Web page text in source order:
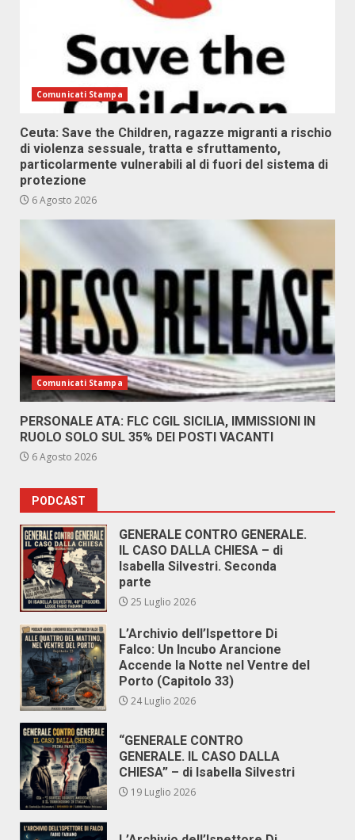
Comunicati Stampa
Ceuta: Save the Children, ragazze migranti a rischio
di violenza sessuale, tratta e sfruttamento,
particolarmente vulnerabili al di fuori del sistema di
protezione
6 Agosto 2026
Comunicati Stampa
PERSONALE ATA: FLC CGIL SICILIA, IMMISSIONI IN
RUOLO SOLO SUL 35% DEI POSTI VACANTI
6 Agosto 2026
PODCAST
GENERALE CONTRO GENERALE.
IL CASO DALLA CHIESA – di
Isabella Silvestri. Seconda
parte
25 Luglio 2026
L’Archivio dell’Ispettore Di
Falco: Un Incubo Arancione
Accende la Notte nel Ventre del
Porto (Capitolo 33)
24 Luglio 2026
“GENERALE CONTRO
GENERALE. IL CASO DALLA
CHIESA” – di Isabella Silvestri
19 Luglio 2026